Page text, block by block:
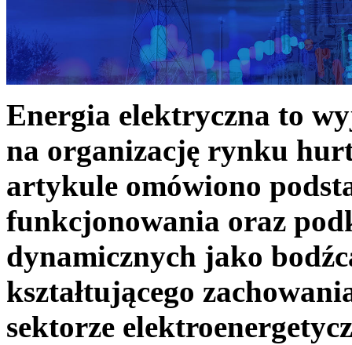
Energia elektryczna to
na organizację rynku
artykule omówiono
funkcjonowania oraz
dynamicznych jako
kształtującego
sektorze